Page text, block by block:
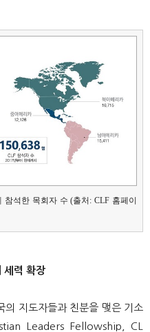
석한 목회자 수 (출처: CLF 홈페이
세력 확장
의 지도자들과 친분을 맺은 기소
Leaders Fellowship, CL